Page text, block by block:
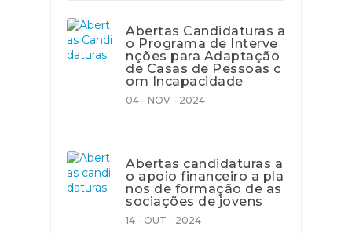
Abertas Candidaturas a
o Programa de Interve
nções para Adaptação
de Casas de Pessoas c
om Incapacidade
04 - NOV - 2024
Abertas candidaturas a
o apoio financeiro a pla
nos de formação de as
sociações de jovens
14 - OUT - 2024